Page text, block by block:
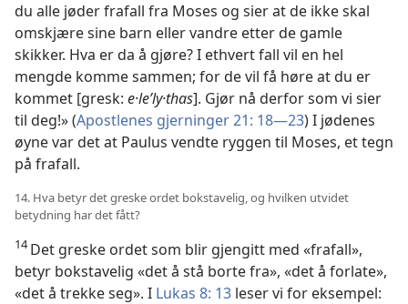
du alle jøder frafall fra Moses og sier at de ikke skal
omskjære sine barn eller vandre etter de gamle
skikker. Hva er da å gjøre? I ethvert fall vil en hel
mengde komme sammen; for de vil få høre at du er
kommet [gresk: e·leʹly·thas]. Gjør nå derfor som vi sier
til deg!» (Apostlenes gjerninger 21: 18—23) I jødenes
øyne var det at Paulus vendte ryggen til Moses, et tegn
på frafall.
14. Hva betyr det greske ordet bokstavelig, og hvilken utvidet
betydning har det fått?
14Det greske ordet som blir gjengitt med «frafall»,
betyr bokstavelig «det å stå borte fra», «det å forlate»,
«det å trekke seg». I Lukas 8: 13 leser vi for eksempel: